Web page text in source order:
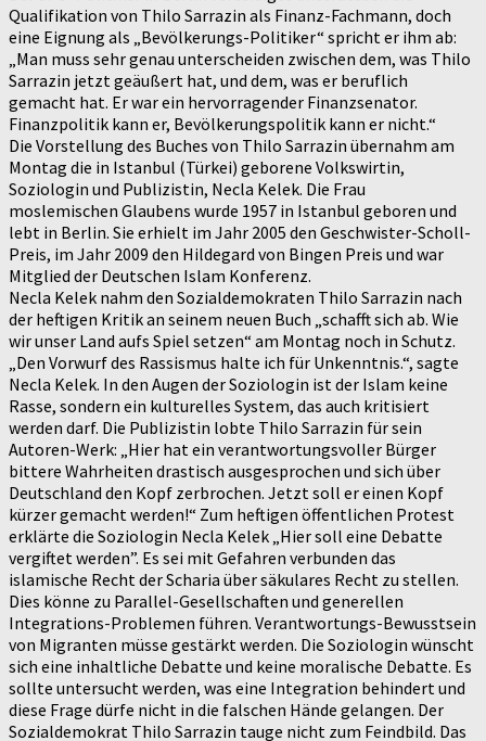
Qualifikation von Thilo Sarrazin als Finanz-Fachmann, doch
eine Eignung als „Bevölkerungs-Politiker“ spricht er ihm ab:
„Man muss sehr genau unterscheiden zwischen dem, was Thilo
Sarrazin jetzt geäußert hat, und dem, was er beruflich
gemacht hat. Er war ein hervorragender Finanzsenator.
Finanzpolitik kann er, Bevölkerungspolitik kann er nicht.“
Die Vorstellung des Buches von Thilo Sarrazin übernahm am
Montag die in Istanbul (Türkei) geborene Volkswirtin,
Soziologin und Publizistin, Necla Kelek. Die Frau
moslemischen Glaubens wurde 1957 in Istanbul geboren und
lebt in Berlin. Sie erhielt im Jahr 2005 den Geschwister-Scholl-
Preis, im Jahr 2009 den Hildegard von Bingen Preis und war
Mitglied der Deutschen Islam Konferenz.
Necla Kelek nahm den Sozialdemokraten Thilo Sarrazin nach
der heftigen Kritik an seinem neuen Buch „schafft sich ab. Wie
wir unser Land aufs Spiel setzen“ am Montag noch in Schutz.
„Den Vorwurf des Rassismus halte ich für Unkenntnis.“, sagte
Necla Kelek. In den Augen der Soziologin ist der Islam keine
Rasse, sondern ein kulturelles System, das auch kritisiert
werden darf. Die Publizistin lobte Thilo Sarrazin für sein
Autoren-Werk: „Hier hat ein verantwortungsvoller Bürger
bittere Wahrheiten drastisch ausgesprochen und sich über
Deutschland den Kopf zerbrochen. Jetzt soll er einen Kopf
kürzer gemacht werden!“ Zum heftigen öffentlichen Protest
erklärte die Soziologin Necla Kelek „Hier soll eine Debatte
vergiftet werden”. Es sei mit Gefahren verbunden das
islamische Recht der Scharia über säkulares Recht zu stellen.
Dies könne zu Parallel-Gesellschaften und generellen
Integrations-Problemen führen. Verantwortungs-Bewusstsein
von Migranten müsse gestärkt werden. Die Soziologin wünscht
sich eine inhaltliche Debatte und keine moralische Debatte. Es
sollte untersucht werden, was eine Integration behindert und
diese Frage dürfe nicht in die falschen Hände gelangen. Der
Sozialdemokrat Thilo Sarrazin tauge nicht zum Feindbild. Das